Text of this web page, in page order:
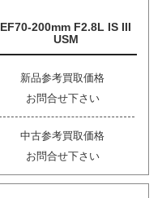
EF70-200mm F2.8L IS III
USM
新品参考買取価格
お問合せ下さい
中古参考買取価格
お問合せ下さい